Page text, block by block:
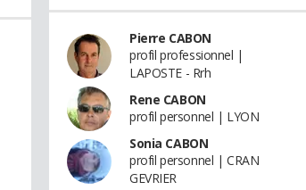
Pierre CABON
profil professionnel |
LAPOSTE - Rrh
Rene CABON
profil personnel | LYON
Sonia CABON
profil personnel | CRAN
GEVRIER